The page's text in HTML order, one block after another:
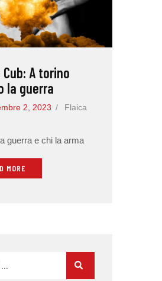
A torino
la guerra
2, 2023
Flaica
guerra e chi la arma
MORE